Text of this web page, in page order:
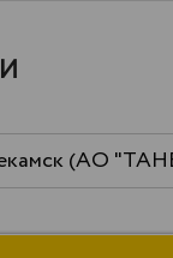
(АО